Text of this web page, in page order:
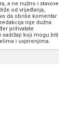
a ne nužno i stavove
od vrijeđanja,
da obriše komentar
nije dužna
prihvatate
koji mogu biti
i uvjerenjima.